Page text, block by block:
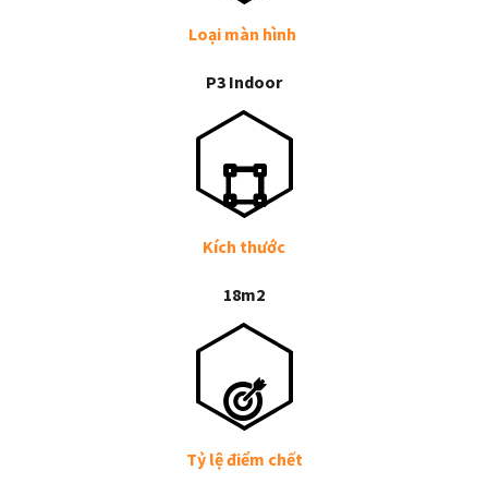
Loại màn hình
P3 Indoor
Kích thước
18m2
Tỷ lệ điểm chết